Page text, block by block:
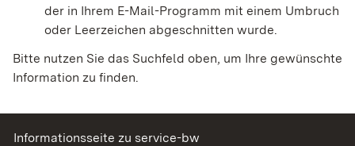
der in Ihrem E-Mail-Programm mit einem Umbruch
oder Leerzeichen abgeschnitten wurde.
Bitte nutzen Sie das Suchfeld oben, um Ihre gewünschte
Information zu finden.
Informationsseite zu service-bw